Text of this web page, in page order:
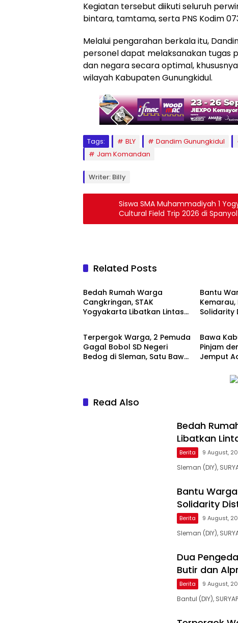
Kegiatan tersebut diikuti seluruh
bintara, tamtama, serta PNS Kodim
Melalui pengarahan berkala itu,
personel dapat melaksanakan tugas
dan negara secara optimal,
wilayah Kabupaten Gunungkidul.
Tags: BLY Dandim Gunungkidul
Jam Komandan
Writer: Billy
Siswa SMA Muhammadiyah 1
Cultural Field Trip 2026 di Spanyol
Related Posts
Berita
Bedah Rumah Warga
Cangkringan, STAK
Yogyakarta Libatkan Lintas
Bantu
Kemarau,
Solidarity
Berita
Terpergok Warga, 2 Pemuda
Gagal Bobol SD Negeri
Bedog di Sleman, Satu Bawa
Berita
Bawa
Pinjam
Jemput
Read Also
Bedah
Libatkan
Berita 9 August,
Sleman (DIY),
Bantu
Solidarity
Berita 9 August,
Sleman (DIY),
Dua
Butir dan
Berita 9 August,
Bantul (DIY),